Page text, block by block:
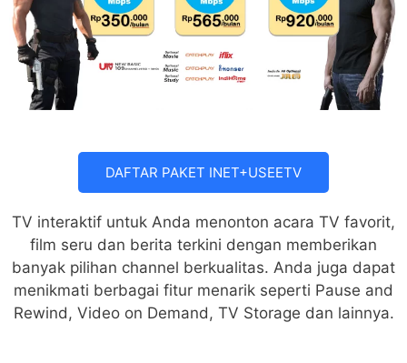
DAFTAR PAKET INET+USEETV
TV interaktif untuk Anda menonton acara TV favorit,
film seru dan berita terkini dengan memberikan
banyak pilihan channel berkualitas. Anda juga dapat
menikmati berbagai fitur menarik seperti Pause and
Rewind, Video on Demand, TV Storage dan lainnya.